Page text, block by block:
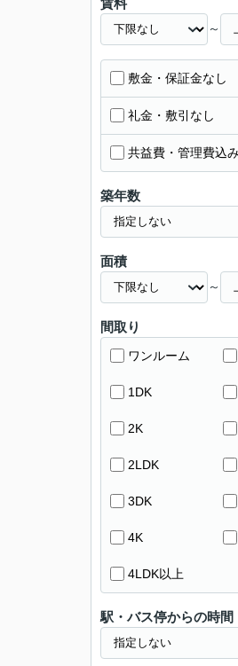
賃料
～
敷金・保証金なし
礼金・敷引なし
共益費・管理費込
築年数
面積
～
間取り
ワンルーム
1DK
2K
2LDK
3DK
4K
4LDK以上
駅・バス停からの時間